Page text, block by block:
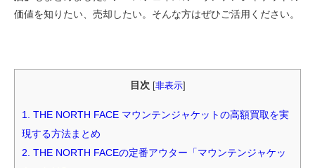
価値を知りたい、売却したい。そんな方はぜひご活用ください。
目次 非表示]
1. THE NORTH FACE マウンテンジャケットの高額買取を実
現する方法まとめ
2. THE NORTH FACEの定番アウター「マウンテンジャケッ